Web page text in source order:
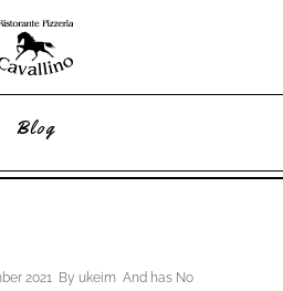
Blog
2021 By ukeim And has No